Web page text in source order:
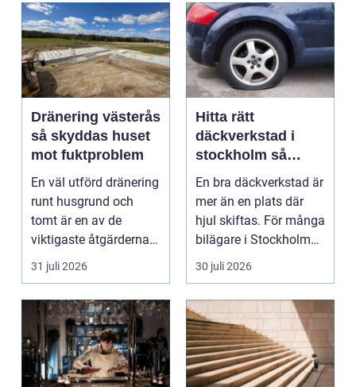
Dränering västerås
så skyddas huset
mot fuktproblem
En väl utförd dränering
runt husgrund och
tomt är en av de
viktigaste åtgärderna
för att undvika fuk...
31 juli 2026
Hitta rätt
däckverkstad i
stockholm så
väljer du tryggt
och smart
En bra däckverkstad är
mer än en plats där
hjul skiftas. För många
bilägare i Stockholm
handlar vale...
30 juli 2026